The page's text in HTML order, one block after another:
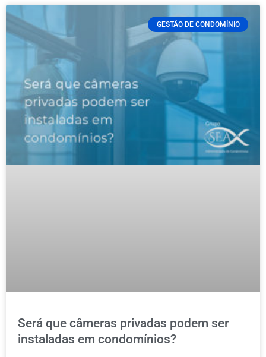
GESTÃO DE CONDOMÍNIO
Será que câmeras privadas podem ser
instaladas em condomínios?